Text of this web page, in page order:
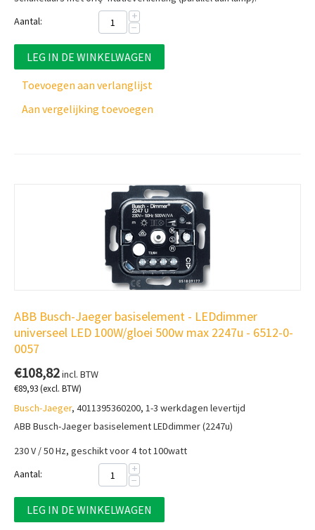
Aantal:
+
−
LEG IN DE WINKELWAGEN
Toevoegen aan verlanglijst
Aan vergelijking toevoegen
ABB Busch-Jaeger basiselement - LEDdimmer
universeel LED 100W/gloei 500w max 2247u - 6512-0-
0057
€108,82incl. BTW
€89,93(excl. BTW)
Busch-Jaeger, 4011395360200, 1-3 werkdagen levertijd
ABB Busch-Jaeger basiselement LEDdimmer (2247u)
230 V / 50 Hz, geschikt voor 4 tot 100watt
Aantal:
+
−
LEG IN DE WINKELWAGEN